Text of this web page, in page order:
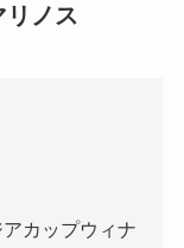
ノス
アカップウィナ